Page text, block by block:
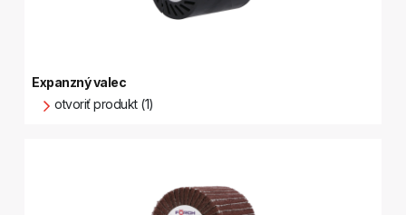
Expanzný valec
otvoriť produkt (1)